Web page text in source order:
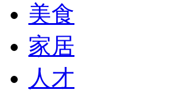
美食
家居
人才